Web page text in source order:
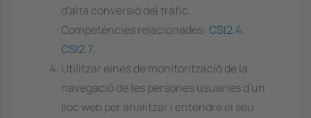
d'alta conversió del tràfic.
Competències relacionades: CSI2.4,
CSI2.7,
Utilitzar eines de monitorització de la
navegació de les persones usuaries d'un
lloc web per analitzar i entendre el seu